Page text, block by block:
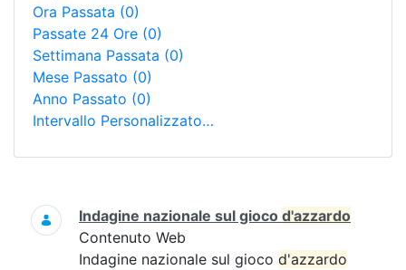
Ora Passata (0)
Passate 24 Ore (0)
Settimana Passata (0)
Mese Passato (0)
Anno Passato (0)
Intervallo Personalizzato…
Ricerca
Indagine nazionale sul gioco d'azzardo
Contenuto Web
Indagine nazionale sul gioco d'azzardo